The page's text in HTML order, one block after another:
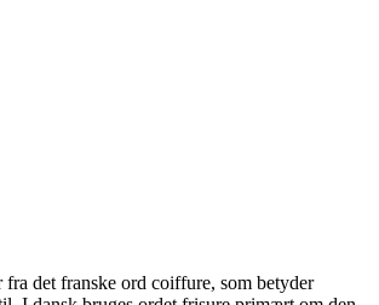
fra det franske ord coiffure, som betyder